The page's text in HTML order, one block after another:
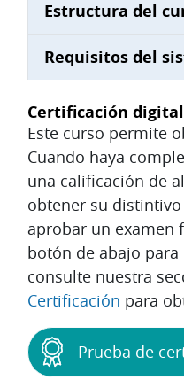
Estructura del
Requisitos del
Certificación digital
Este curso permite
Cuando haya
una calificación de
obtener su
aprobar un examen
botón de abajo para
consulte nuestra
Certificación para
Prueba de